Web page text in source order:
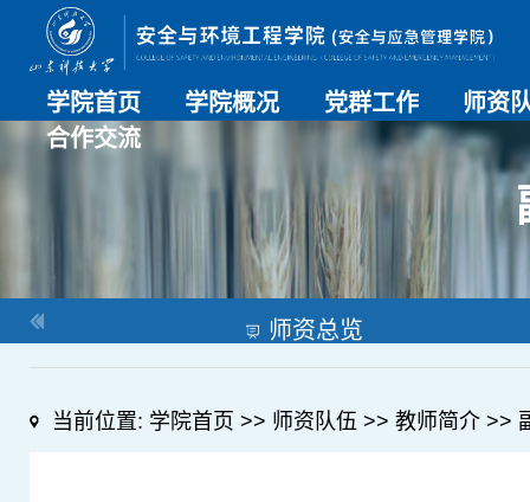
学院首页 学院概况 党群工作 师资
师资总
导师名
教师简
合作交流
师资总览
当前位置: 学院首页 >> 师资队伍 >> 教师简介>>